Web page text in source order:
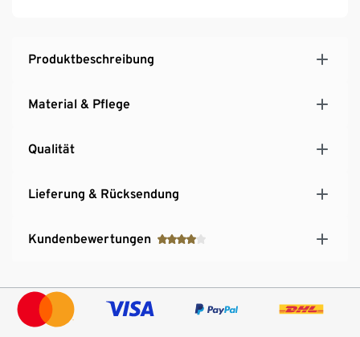
Produktbeschreibung
Material & Pflege
Qualität
Lieferung & Rücksendung
Kundenbewertungen